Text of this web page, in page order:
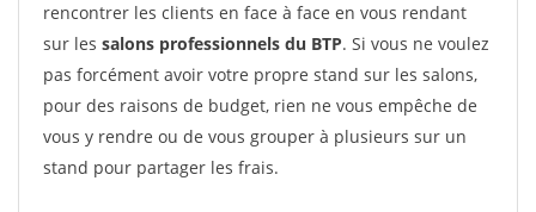
rencontrer les clients en face à face en vous rendant
sur les salons professionnels du BTP. Si vous ne voulez
pas forcément avoir votre propre stand sur les salons,
pour des raisons de budget, rien ne vous empêche de
vous y rendre ou de vous grouper à plusieurs sur un
stand pour partager les frais.